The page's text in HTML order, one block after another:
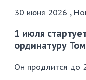
30 июня 2026 ,
1 июля
ординатуру
Он продлится до